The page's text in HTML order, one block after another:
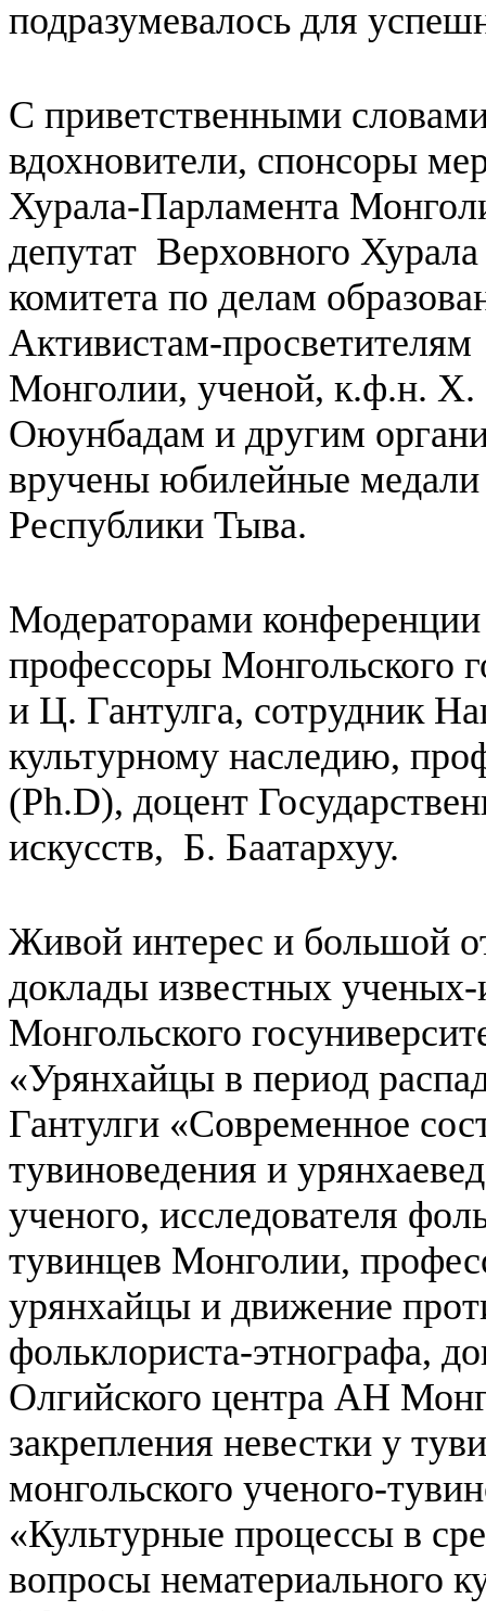
подразумевалось для
С приветственными
вдохновители, спонсоры
Хурала-Парламента
депутат Верховного
комитета по делам
Активистам-
Монголии, ученой, к.ф.н. Х.
Оюунбадам и другим
вручены юбилейные
Республики Тыва.
Модераторами
профессоры Монгольского
и Ц. Гантулга, сотрудник
культурному наследию,
(Ph.D), доцент
искусств, Б. Баатархуу.
Живой интерес и большой
доклады известных
Монгольского
«Урянхайцы в период
Гантулги «Современное
тувиноведения и
ученого, исследователя
тувинцев Монголии,
урянхайцы и движение
фольклориста-этнографа,
Олгийского центра АН
закрепления невестки у
монгольского ученого-
«Культурные процессы в
вопросы нематериального